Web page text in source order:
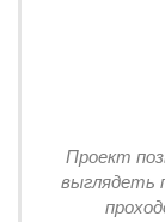
Проект
выглядеть